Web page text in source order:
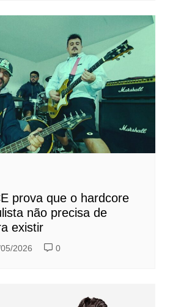
prova que o hardcore
não precisa de
existir
2026 0